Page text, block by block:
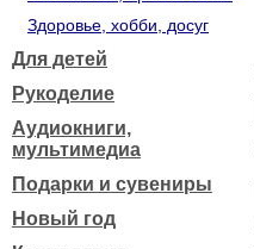
Здоровье, хобби, досуг
Для детей
Рукоделие
Аудиокниги,
мультимедиа
Подарки и сувениры
Новый год